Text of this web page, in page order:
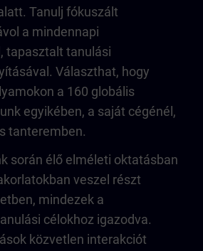
Tanulj fókuszált
a mindennapi
tapasztalt tanulási
Választhat, hogy
a 160 globális
egyikében, a saját cégénél,
tanteremben.
során élő elméleti oktatásban
veszel részt
mindezek a
célokhoz igazodva.
közvetlen interakciót